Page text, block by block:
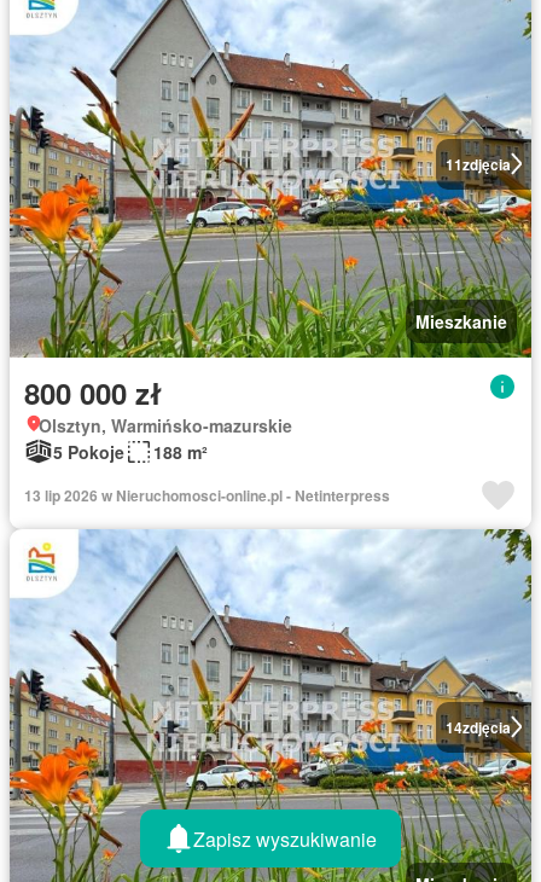
11zdjęcia
Mieszkanie
800 000 zł
Olsztyn, Warmińsko-mazurskie
5 Pokoje
188 m²
13 lip 2026 w Nieruchomosci-online.pl - Netinterpress
14zdjęcia
Zapisz wyszukiwanie